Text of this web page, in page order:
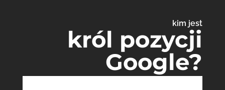
kim jest
król pozycji
Google?